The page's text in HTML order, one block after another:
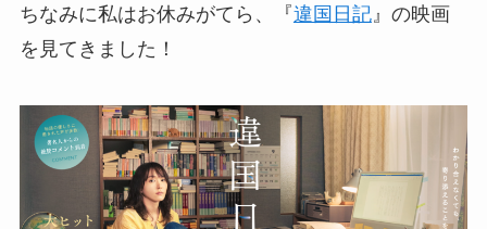
ちなみに私はお休みがてら、『違国日記』の映画
を見てきました！